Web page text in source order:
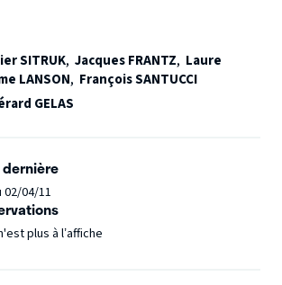
interroger cette personnalité hors
à mesure de leur brûlant entretien se
du Che loin de celle véhiculée par les
son effigie : un homme complexe, ni
ni surhomme romantique. Un
SITRUK, Jacques FRANTZ, Laure
LANSON, François SANTUCCI
GELAS
02/04/11
plus à l’affiche